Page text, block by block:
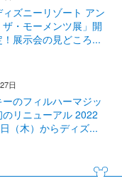
ィズニーリゾート アン
ザ・モーメンツ展」開
展示会の見どころ...
日
ーのフィルハーマジッ
のリニューアル 2022
（木）からディズ...